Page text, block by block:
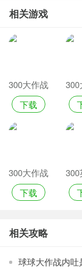
相关游戏
300大作战
中文版
下载
300大作战
体验服官网
下载
作
相关攻略